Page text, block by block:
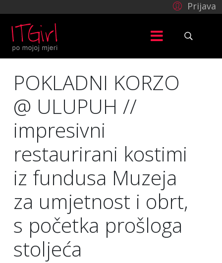
Prijava
POKLADNI KORZO
@ ULUPUH //
impresivni
restaurirani kostimi
iz fundusa Muzeja
za umjetnost i obrt,
s početka prošloga
stoljeća